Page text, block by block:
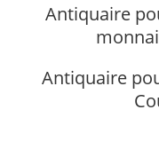
Antiquaire
Antiquaire